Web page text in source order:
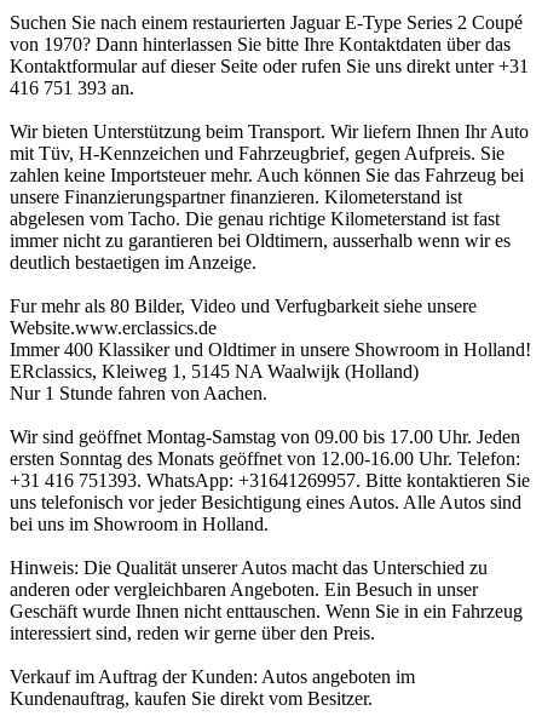
Suchen Sie nach einem restaurierten Jaguar E-Type Series 2 Coupé
von 1970? Dann hinterlassen Sie bitte Ihre Kontaktdaten über das
Kontaktformular auf dieser Seite oder rufen Sie uns direkt unter +31
416 751 393 an.
Wir bieten Unterstützung beim Transport. Wir liefern Ihnen Ihr Auto
mit Tüv, H-Kennzeichen und Fahrzeugbrief, gegen Aufpreis. Sie
zahlen keine Importsteuer mehr. Auch können Sie das Fahrzeug bei
unsere Finanzierungspartner finanzieren. Kilometerstand ist
abgelesen vom Tacho. Die genau richtige Kilometerstand ist fast
immer nicht zu garantieren bei Oldtimern, ausserhalb wenn wir es
deutlich bestaetigen im Anzeige.
Fur mehr als 80 Bilder, Video und Verfugbarkeit siehe unsere
Website.www.erclassics.de
Immer 400 Klassiker und Oldtimer in unsere Showroom in Holland!
ERclassics, Kleiweg 1, 5145 NA Waalwijk (Holland)
Nur 1 Stunde fahren von Aachen.
Wir sind geöffnet Montag-Samstag von 09.00 bis 17.00 Uhr. Jeden
ersten Sonntag des Monats geöffnet von 12.00-16.00 Uhr. Telefon:
+31 416 751393. WhatsApp: +31641269957. Bitte kontaktieren Sie
uns telefonisch vor jeder Besichtigung eines Autos. Alle Autos sind
bei uns im Showroom in Holland.
Hinweis: Die Qualität unserer Autos macht das Unterschied zu
anderen oder vergleichbaren Angeboten. Ein Besuch in unser
Geschäft wurde Ihnen nicht enttauschen. Wenn Sie in ein Fahrzeug
interessiert sind, reden wir gerne über den Preis.
Verkauf im Auftrag der Kunden: Autos angeboten im
Kundenauftrag, kaufen Sie direkt vom Besitzer.